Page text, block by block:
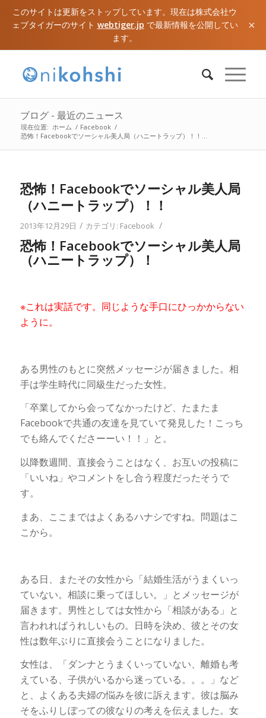
このサイトは更新をストップしています。現在は株式会社ウ
ェブタイガーのサイト webtiger.jp で最新情報を公開してい
ます。
×
ブログ - 最近のニュース
現在位置: ホーム / Facebook /
恐怖！Facebookでソーシャル美人局（ハニートラップ）！！...
恐怖！Facebookでソーシャル美人局
（ハニートラップ）！！
2013年12月29日 / カテゴリ: Facebook /
恐怖！Facebookでソーシャル美人局
（ハニートラップ）！
※これは実話です。同じような手口にひっかからない
ように。
ある男性のもとに突然メッセージが届きました。相
手は学生時代に同級生だった女性。
「卒業してから会ってなかったけど、たまたま
Facebookで共通の友達を見ていて発見した！こっち
でも絡んでくださーーい！！」と。
以降数週間、直接会うことはなく、お互いの投稿に
「いいね」やコメントをし合う程度だったそうで
す。
まあ、ここまではよくあるハナシですね。問題はこ
こから。
ある日、またその女性から「結婚生活がうまくいっ
ていない。相談に乗ってほしい。」とメッセージが
届きます。男性としては女性から「相談がある」と
言われればうれしいもの。日時を決め、彼とその女
性は数年ぶりに直接会うことになりました。
女性は、「ダンナとうまくいっていない、離婚も考
えている、子供がいるから迷っている。。。」など
と、よくある夫婦の悩みを彼に訴えます。彼は脳み
そをふりしぼっての彼なりの考えを伝えました。女